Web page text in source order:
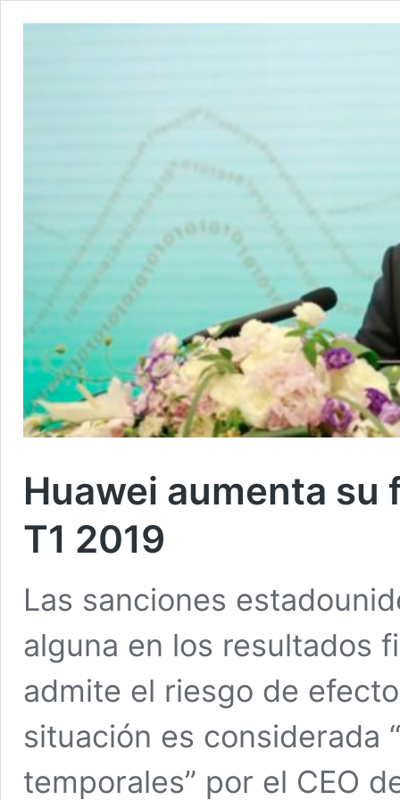
Huawei aumenta su
T1 2019
Las sanciones
alguna en los resultados
admite el riesgo de
situación es considerada
temporales” por el CEO